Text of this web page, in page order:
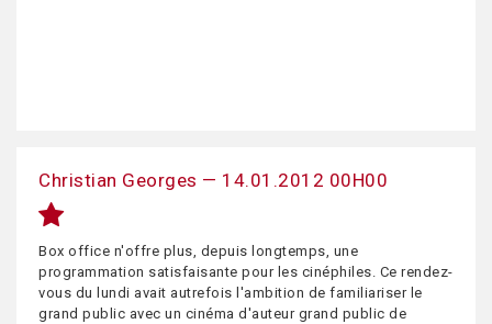
Christian Georges — 14.01.2012 00H00
Box office n'offre plus, depuis longtemps, une
programmation satisfaisante pour les cinéphiles. Ce rendez-
vous du lundi avait autrefois l'ambition de familiariser le
grand public avec un cinéma d'auteur grand public de